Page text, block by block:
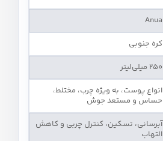
Anua
کره جنوبی
۲۵۰ میلی‌لیتر
انواع پوست، به‌ ویژه چرب، مختلط،
حساس و مستعد جوش
آبرسانی، تسکین، کنترل چربی و کاهش
التهاب